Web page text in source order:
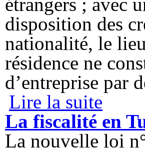
disposition des
nationalité, le
résidence ne
d’entreprise par
Lire la suitede La
La fiscalité en
La nouvelle loi